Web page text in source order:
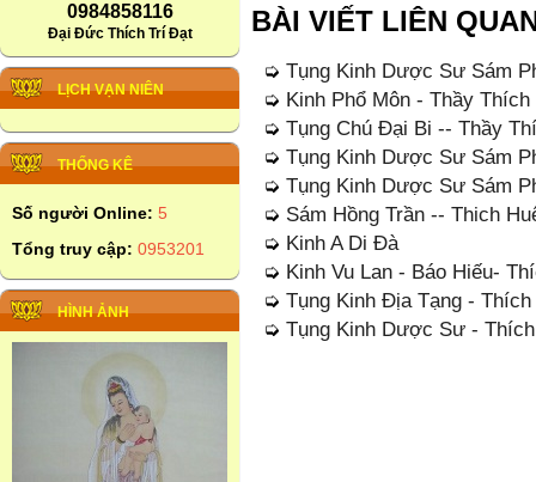
0984858116
Đại Đức Thích Trí Đạt
LỊCH VẠN NIÊN
THỐNG KÊ
Số người Online: 5
Tổng truy cập: 0953201
HÌNH ẢNH
BÀI VIẾT LIÊN
➭ Tụng Kinh Dược Sư Sám
➭ Kinh Phổ Môn - Thầy
➭ Tụng Chú Đại Bi -- Thầy
➭ Tụng Kinh Dược Sư Sám
➭ Tụng Kinh Dược Sư Sám
➭ Sám Hồng Trần -- Thich
➭ Kinh A Di Đà
➭ Kinh Vu Lan - Báo Hiếu-
➭ Tụng Kinh Địa Tạng -
➭ Tụng Kinh Dược Sư -